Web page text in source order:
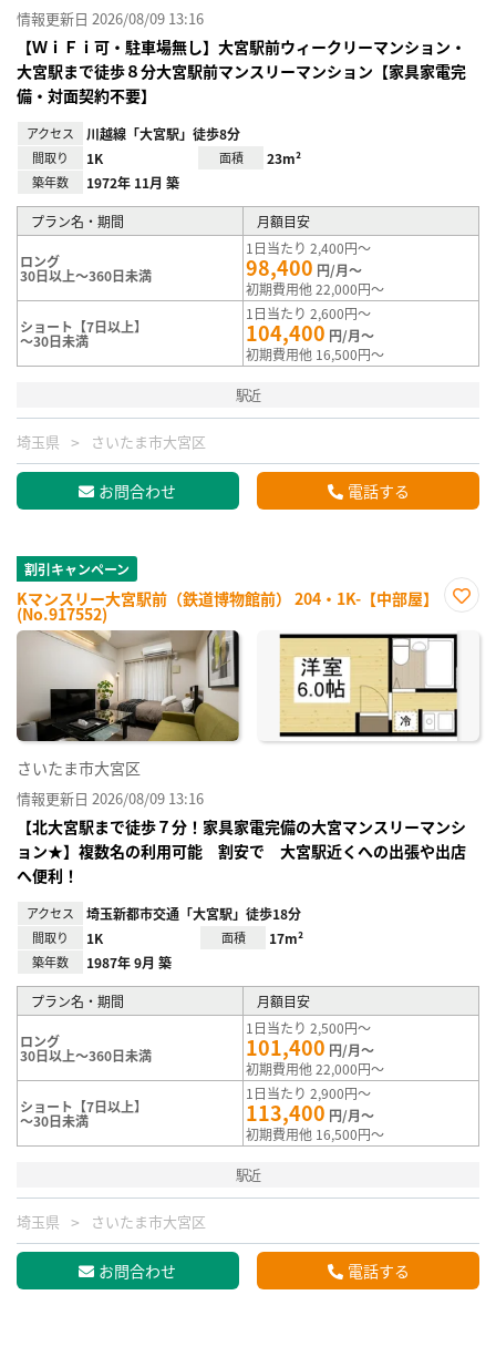
情報更新日 2026/08/09 13:16
【ＷｉＦｉ可・駐車場無し】大宮駅前ウィークリーマンション・
大宮駅まで徒歩８分大宮駅前マンスリーマンション【家具家電完
備・対面契約不要】
アクセス 川越線「大宮駅」徒歩8分
間取り 1K 面積 23m²
築年数 1972年 11月 築
プラン名・期間 月額目安
ロング
30日以上～360日未満
1日当たり 2,400円～
98,400 円/月～
初期費用他 22,000円～
ショート【7日以上】
～30日未満
1日当たり 2,600円～
104,400 円/月～
初期費用他 16,500円～
駅近
埼玉県 さいたま市大宮区
お問合わせ 電話する
割引キャンペーン
Kマンスリー大宮駅前（鉄道博物館前） 204・1K-【中部屋】
(No.917552)
に入
録
さいたま市大宮区
情報更新日 2026/08/09 13:16
【北大宮駅まで徒歩７分！家具家電完備の大宮マンスリーマンシ
ョン★】複数名の利用可能 割安で 大宮駅近くへの出張や出店
へ便利！
アクセス 埼玉新都市交通「大宮駅」徒歩18分
間取り 1K 面積 17m²
築年数 1987年 9月 築
プラン名・期間 月額目安
ロング
30日以上～360日未満
1日当たり 2,500円～
101,400 円/月～
初期費用他 22,000円～
ショート【7日以上】
～30日未満
1日当たり 2,900円～
113,400 円/月～
初期費用他 16,500円～
駅近
埼玉県 さいたま市大宮区
お問合わせ 電話する